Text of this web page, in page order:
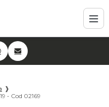
❱
- Cod 02169